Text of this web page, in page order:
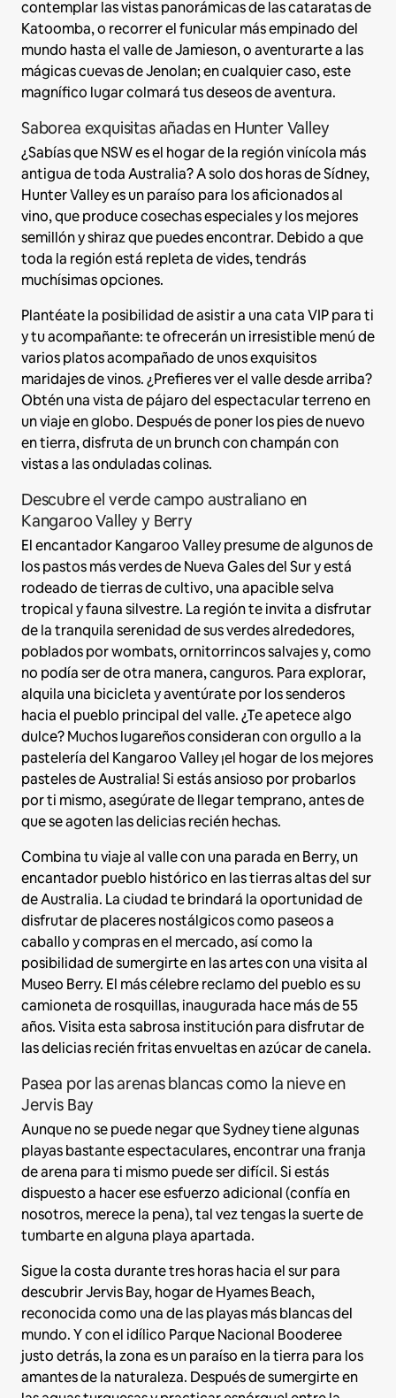
contemplar las vistas panorámicas de las cataratas de
Katoomba, o recorrer el funicular más empinado del
mundo hasta el valle de Jamieson, o aventurarte a las
mágicas cuevas de Jenolan; en cualquier caso, este
magnífico lugar colmará tus deseos de aventura.
Saborea exquisitas añadas en Hunter Valley
¿Sabías que NSW es el hogar de la región vinícola más
antigua de toda Australia? A solo dos horas de Sídney,
Hunter Valley es un paraíso para los aficionados al
vino, que produce cosechas especiales y los mejores
semillón y shiraz que puedes encontrar. Debido a que
toda la región está repleta de vides, tendrás
muchísimas opciones.
Plantéate la posibilidad de asistir a una cata VIP para ti
y tu acompañante: te ofrecerán un irresistible menú de
varios platos acompañado de unos exquisitos
maridajes de vinos. ¿Prefieres ver el valle desde arriba?
Obtén una vista de pájaro del espectacular terreno en
un viaje en globo. Después de poner los pies de nuevo
en tierra, disfruta de un brunch con champán con
vistas a las onduladas colinas.
Descubre el verde campo australiano en
Kangaroo Valley y Berry
El encantador Kangaroo Valley presume de algunos de
los pastos más verdes de Nueva Gales del Sur y está
rodeado de tierras de cultivo, una apacible selva
tropical y fauna silvestre. La región te invita a disfrutar
de la tranquila serenidad de sus verdes alrededores,
poblados por wombats, ornitorrincos salvajes y, como
no podía ser de otra manera, canguros. Para explorar,
alquila una bicicleta y aventúrate por los senderos
hacia el pueblo principal del valle. ¿Te apetece algo
dulce? Muchos lugareños consideran con orgullo a la
pastelería del Kangaroo Valley ¡el hogar de los mejores
pasteles de Australia! Si estás ansioso por probarlos
por ti mismo, asegúrate de llegar temprano, antes de
que se agoten las delicias recién hechas.
Combina tu viaje al valle con una parada en Berry, un
encantador pueblo histórico en las tierras altas del sur
de Australia. La ciudad te brindará la oportunidad de
disfrutar de placeres nostálgicos como paseos a
caballo y compras en el mercado, así como la
posibilidad de sumergirte en las artes con una visita al
Museo Berry. El más célebre reclamo del pueblo es su
camioneta de rosquillas, inaugurada hace más de 55
años. Visita esta sabrosa institución para disfrutar de
las delicias recién fritas envueltas en azúcar de canela.
Pasea por las arenas blancas como la nieve en
Jervis Bay
Aunque no se puede negar que Sydney tiene algunas
playas bastante espectaculares, encontrar una franja
de arena para ti mismo puede ser difícil. Si estás
dispuesto a hacer ese esfuerzo adicional (confía en
nosotros, merece la pena), tal vez tengas la suerte de
tumbarte en alguna playa apartada.
Sigue la costa durante tres horas hacia el sur para
descubrir Jervis Bay, hogar de Hyames Beach,
reconocida como una de las playas más blancas del
mundo. Y con el idílico Parque Nacional Booderee
justo detrás, la zona es un paraíso en la tierra para los
amantes de la naturaleza. Después de sumergirte en